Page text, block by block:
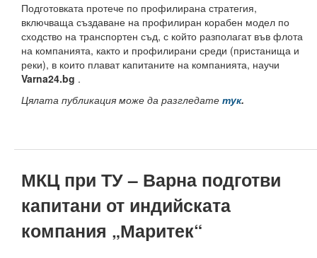
Годишник на ТУ-Варна
(е) Годишник
Годишник архив
Известия на СУ-Варна, секция "Технически науки"
За нас
Кариерна борса
Facebook - Кариерен център
Подготовката протече по профилирана стратегия,
включваща създаване на профилиран корабен модел по
сходство на транспортен съд, с който разполагат във флота
на компанията, както и профилирани среди (пристанища и
реки), в които плават капитаните на компанията, научи
Varna24.bg .
Цялата публикация може да разгледате тук.
МКЦ при ТУ – Варна подготви
капитани от индийската
компания „Маритек“